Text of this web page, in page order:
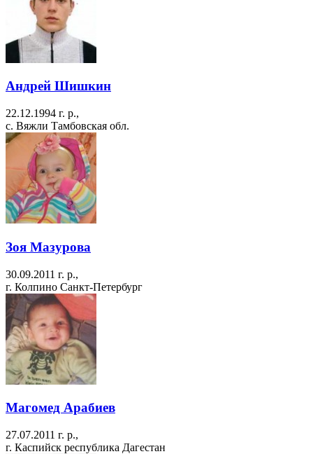
Андрей Шишкин
22.12.1994 г. р.,
с. Вяжли Тамбовская обл.
Зоя Мазурова
30.09.2011 г. р.,
г. Колпино Санкт-Петербург
Магомед Арабиев
27.07.2011 г. р.,
г. Каспийск республика Дагестан